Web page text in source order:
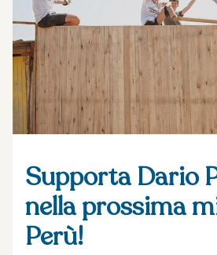
Supporta Dario
nella prossima
Perù!